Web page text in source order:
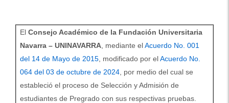
El Consejo Académico de la Fundación Universitaria
Navarra – UNINAVARRA , mediante elAcuerdo No. 001
del 14 de Mayo de 2015 , modificado por elAcuerdo No.
064 del 03 de octubre de 2024 , por medio del cual se
estableció el proceso de Selección y Admisión de
estudiantes de Pregrado con sus respectivas pruebas.